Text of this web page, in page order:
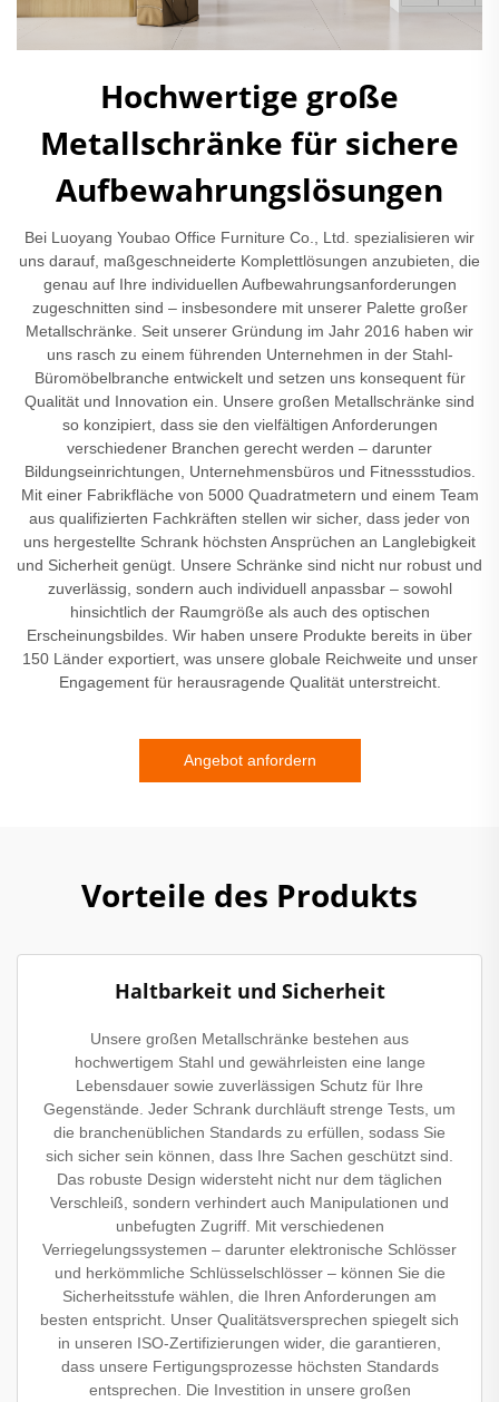
Hochwertige große
Metallschränke für sichere
Aufbewahrungslösungen
Bei Luoyang Youbao Office Furniture Co., Ltd. spezialisieren wir
uns darauf, maßgeschneiderte Komplettlösungen anzubieten, die
genau auf Ihre individuellen Aufbewahrungsanforderungen
zugeschnitten sind – insbesondere mit unserer Palette großer
Metallschränke. Seit unserer Gründung im Jahr 2016 haben wir
uns rasch zu einem führenden Unternehmen in der Stahl-
Büromöbelbranche entwickelt und setzen uns konsequent für
Qualität und Innovation ein. Unsere großen Metallschränke sind
so konzipiert, dass sie den vielfältigen Anforderungen
verschiedener Branchen gerecht werden – darunter
Bildungseinrichtungen, Unternehmensbüros und Fitnessstudios.
Mit einer Fabrikfläche von 5000 Quadratmetern und einem Team
aus qualifizierten Fachkräften stellen wir sicher, dass jeder von
uns hergestellte Schrank höchsten Ansprüchen an Langlebigkeit
und Sicherheit genügt. Unsere Schränke sind nicht nur robust und
zuverlässig, sondern auch individuell anpassbar – sowohl
hinsichtlich der Raumgröße als auch des optischen
Erscheinungsbildes. Wir haben unsere Produkte bereits in über
150 Länder exportiert, was unsere globale Reichweite und unser
Engagement für herausragende Qualität unterstreicht.
Angebot anfordern
Vorteile des Produkts
Haltbarkeit und Sicherheit
Unsere großen Metallschränke bestehen aus
hochwertigem Stahl und gewährleisten eine lange
Lebensdauer sowie zuverlässigen Schutz für Ihre
Gegenstände. Jeder Schrank durchläuft strenge Tests, um
die branchenüblichen Standards zu erfüllen, sodass Sie
sich sicher sein können, dass Ihre Sachen geschützt sind.
Das robuste Design widersteht nicht nur dem täglichen
Verschleiß, sondern verhindert auch Manipulationen und
unbefugten Zugriff. Mit verschiedenen
Verriegelungssystemen – darunter elektronische Schlösser
und herkömmliche Schlüsselschlösser – können Sie die
Sicherheitsstufe wählen, die Ihren Anforderungen am
besten entspricht. Unser Qualitätsversprechen spiegelt sich
in unseren ISO-Zertifizierungen wider, die garantieren,
dass unsere Fertigungsprozesse höchsten Standards
entsprechen. Die Investition in unsere großen